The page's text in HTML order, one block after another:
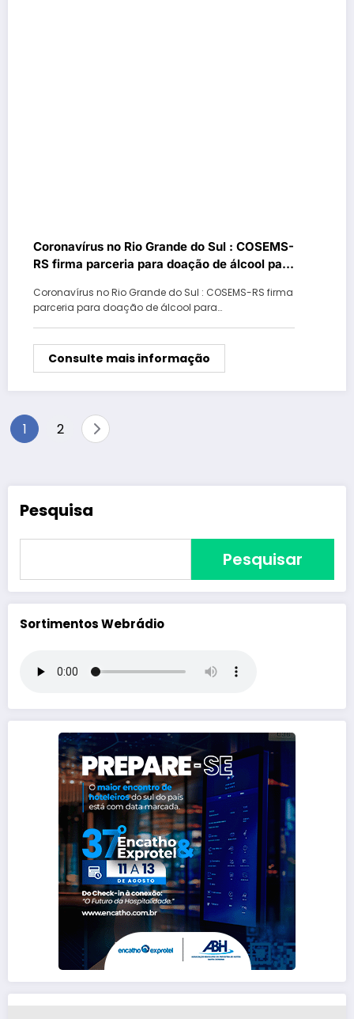
Coronavírus no Rio Grande do Sul : COSEMS-
RS firma parceria para doação de álcool para
Coronavírus no Rio Grande do Sul : COSEMS-RS firma
parceria para doação de álcool para…
Consulte mais informação
Paginação
1 2
Pesquisa
Pesquisar
Sortimentos Webrádio